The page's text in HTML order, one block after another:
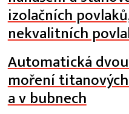
izolačních
nekvalitních
Automatická
moření
a v bubnech